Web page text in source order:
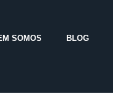
SOMOS BLOG